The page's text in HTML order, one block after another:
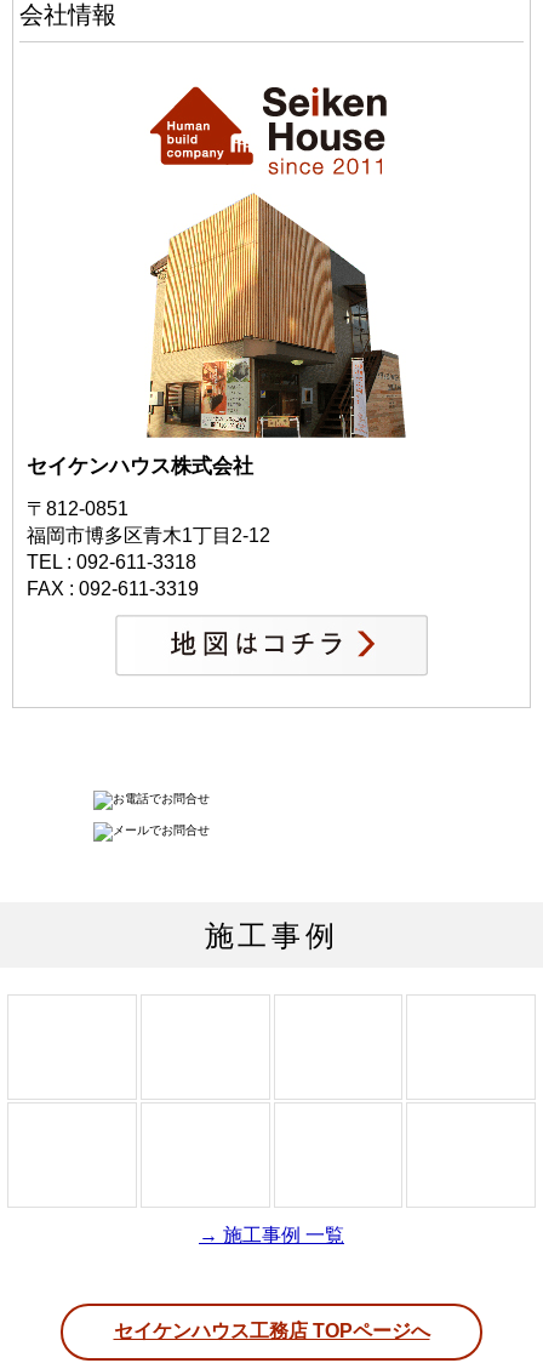
会社情報
セイケンハウス株式会社
〒812-0851
福岡市博多区青木1丁目2-12
TEL : 092-611-3318
FAX : 092-611-3319
施工事例
→ 施工事例 一覧
セイケンハウス工務店 TOPページへ